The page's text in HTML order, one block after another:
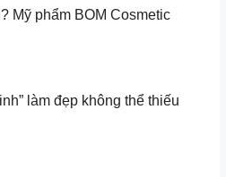
Mỹ phẩm BOM Cosmetic
làm đẹp không thể thiếu